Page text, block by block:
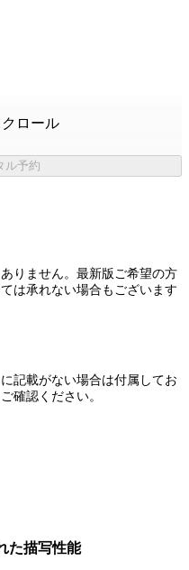
ロール
ル予約
りません。最新版ご希望の方
は承れない場合もございます
記載がない場合は付属してお
確認ください。
た描写性能